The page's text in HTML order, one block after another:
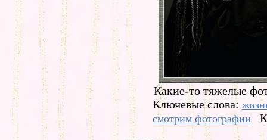
Какие-то тяжелые
Ключевые слова:
смотрим фотографии